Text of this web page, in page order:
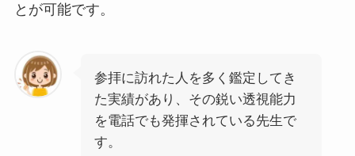
とが可能です。
参拝に訪れた人を多く鑑定してき
た実績があり、その鋭い透視能力
を電話でも発揮されている先生で
す。